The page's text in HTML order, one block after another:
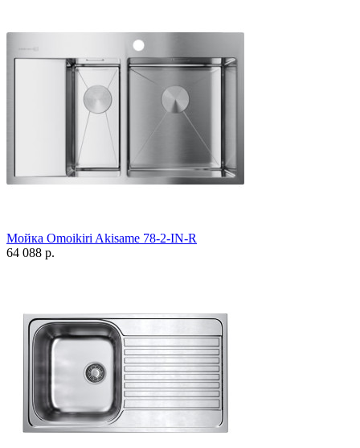
Мойка Omoikiri Akisame 78-2-IN-R
64 088 р.